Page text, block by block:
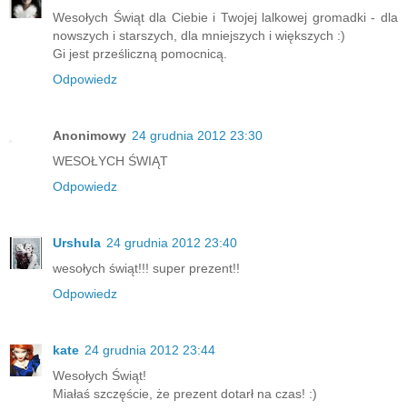
Wesołych Świąt dla Ciebie i Twojej lalkowej gromadki - dla
nowszych i starszych, dla mniejszych i większych :)
Gi jest prześliczną pomocnicą.
Odpowiedz
Anonimowy 24 grudnia 2012 23:30
WESOŁYCH ŚWIĄT
Odpowiedz
Urshula 24 grudnia 2012 23:40
wesołych świąt!!! super prezent!!
Odpowiedz
kate 24 grudnia 2012 23:44
Wesołych Świąt!
Miałaś szczęście, że prezent dotarł na czas! :)